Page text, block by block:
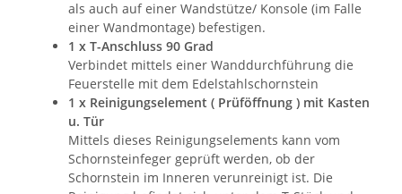
als auch auf einer Wandstütze/ Konsole (im Falle
einer Wandmontage) befestigen.
1 x T-Anschluss 90 Grad
Verbindet mittels einer Wanddurchführung die
Feuerstelle mit dem Edelstahlschornstein
1 x Reinigungselement ( Prüföffnung ) mit Kasten
u. Tür
Mittels dieses Reinigungselements kann vom
Schornsteinfeger geprüft werden, ob der
Schornstein im Inneren verunreinigt ist. Die